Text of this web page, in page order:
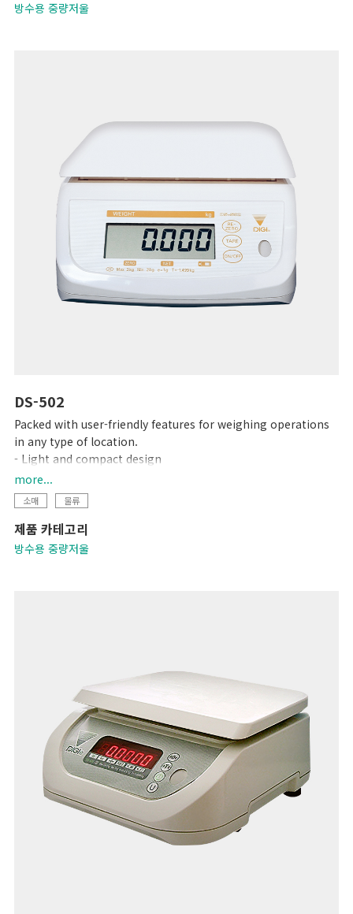
방수용 중량저울
DS-502
Packed with user-friendly features for weighing operations
in any type of location.
- Light and compact design
- IP65 protection
- 6-digit LCD display
- 1,000 hours of continuous use with 4 C-size dry cell
batteries
more...
소매 물류
제품 카테고리
방수용 중량저울